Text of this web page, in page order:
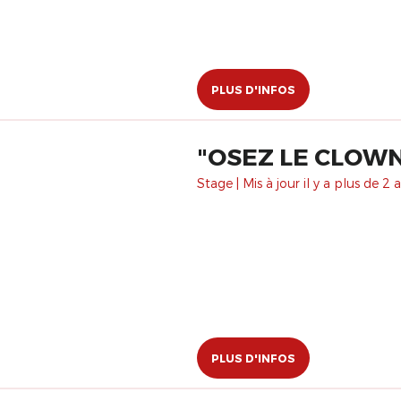
PLUS D'INFOS
"OSEZ LE
Stage | Mis à jour il y a plus de 2
PLUS D'INFOS